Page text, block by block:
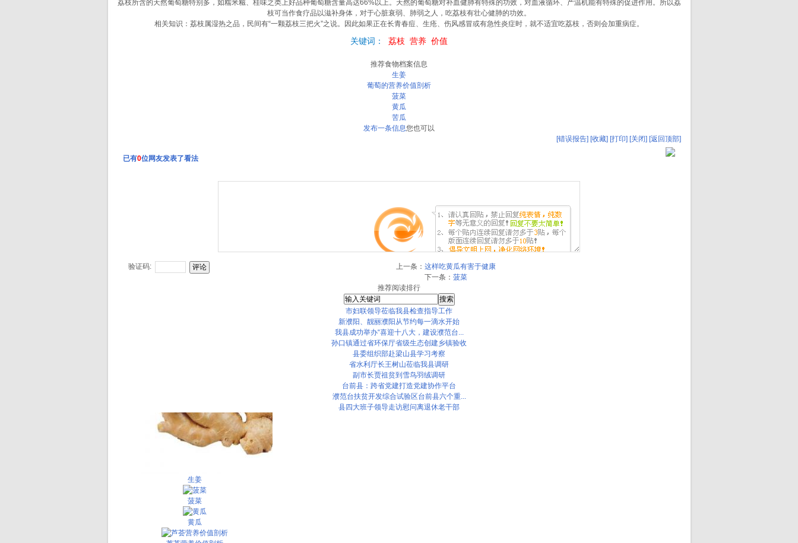
荔枝所含的天然葡萄糖特别多，如糯米糍、桂味之类上好品种葡萄糖含量高达66%以上。天然的葡萄糖对补血健肺有特殊的功效，对血液循环、产温机能有特殊的促进作用。所以荔
枝可当作食疗品以滋补身体，对于心脏衰弱、肺弱之人，吃荔枝有壮心健肺的功效。
相关知识：荔枝属湿热之品，民间有“一颗荔枝三把火”之说。因此如果正在长青春痘、生疮、伤风感冒或有急性炎症时，就不适宜吃荔枝，否则会加重病症。
关键词： 荔枝 营养 价值
推荐食物档案信息
生姜
葡萄的营养价值剖析
菠菜
黄瓜
苦瓜
发布一条信息您也可以
[错误报告] [收藏] [打印] [关闭] [返回顶部]
已有0位网友发表了看法
验证码: 上一条：这样吃黄瓜有害于健康
下一条：菠菜
推荐阅读排行
市妇联领导莅临我县检查指导工作
新濮阳、靓丽濮阳从节约每一滴水开始
我县成功举办“喜迎十八大，建设濮范台...
孙口镇通过省环保厅省级生态创建乡镇验收
县委组织部赴梁山县学习考察
省水利厅长王树山莅临我县调研
副市长贾祖贫到雪鸟羽绒调研
台前县：跨省党建打造党建协作平台
濮范台扶贫开发综合试验区台前县六个重...
县四大班子领导走访慰问离退休老干部
生姜
菠菜
黄瓜